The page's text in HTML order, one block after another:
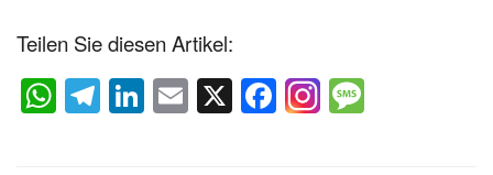
Teilen Sie diesen Artikel:
W
h
T
el
Li
n
E
m
X F
a